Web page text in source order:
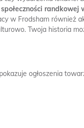
społeczności randkowej
w Frodsham również
Twoja historia
ogłoszenia